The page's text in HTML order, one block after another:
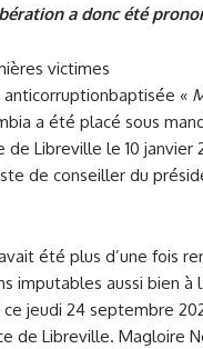
a donc été
victimes
anticorruptionbaptisée «
a été placé sous
de Libreville le 10 janvier
de conseiller du
été plus d’une fois
imputables aussi bien à
ce jeudi 24 septembre
de Libreville. Magloire